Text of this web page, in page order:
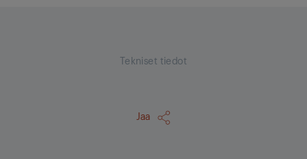
Tekniset tiedot
Jaa